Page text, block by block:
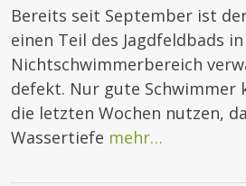
Bereits seit September ist
einen Teil des Jagdfeldbads
Nichtschwimmerbereich
defekt. Nur gute Schwimmer
die letzten Wochen nutzen,
Wassertiefe mehr…